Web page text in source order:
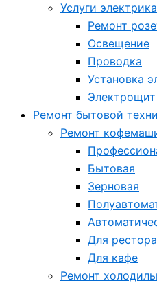
Услуги электрика
Ремонт
Освещение
Проводка
Установка
Электрощит
Ремонт бытовой
Ремонт
Бытовая
Зерновая
Для
Для кафе
Ремонт